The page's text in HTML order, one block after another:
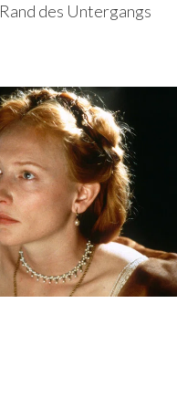
des Untergangs